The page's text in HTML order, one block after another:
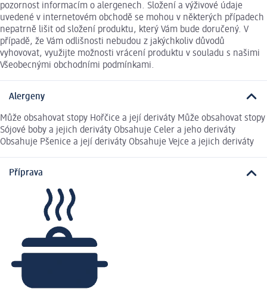
pozornost informacím o alergenech. Složení a výživové údaje
uvedené v internetovém obchodě se mohou v některých případech
nepatrně lišit od složení produktu, který Vám bude doručený. V
případě, že Vám odlišnosti nebudou z jakýchkoliv důvodů
vyhovovat, využijte možnosti vrácení produktu v souladu s našimi
Všeobecnými obchodními podmínkami.
Alergeny
Může obsahovat stopy Hořčice a její deriváty Může obsahovat stopy
Sójové boby a jejich deriváty Obsahuje Celer a jeho deriváty
Obsahuje Pšenice a její deriváty Obsahuje Vejce a jejich deriváty
Příprava